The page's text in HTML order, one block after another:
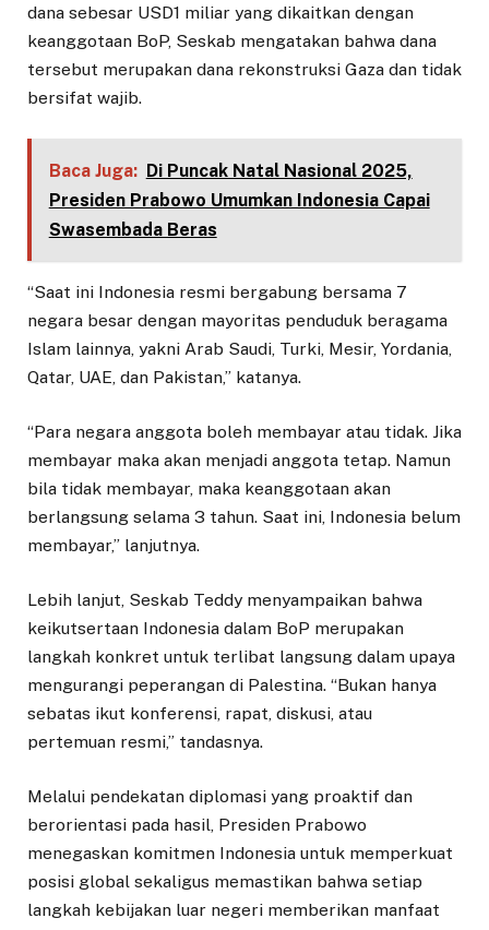
dana sebesar USD1 miliar yang dikaitkan dengan
keanggotaan BoP, Seskab mengatakan bahwa dana
tersebut merupakan dana rekonstruksi Gaza dan tidak
bersifat wajib.
Baca Juga: Di Puncak Natal Nasional 2025,
Presiden Prabowo Umumkan Indonesia Capai
Swasembada Beras
“Saat ini Indonesia resmi bergabung bersama 7
negara besar dengan mayoritas penduduk beragama
Islam lainnya, yakni Arab Saudi, Turki, Mesir, Yordania,
Qatar, UAE, dan Pakistan,” katanya.
“Para negara anggota boleh membayar atau tidak. Jika
membayar maka akan menjadi anggota tetap. Namun
bila tidak membayar, maka keanggotaan akan
berlangsung selama 3 tahun. Saat ini, Indonesia belum
membayar,” lanjutnya.
Lebih lanjut, Seskab Teddy menyampaikan bahwa
keikutsertaan Indonesia dalam BoP merupakan
langkah konkret untuk terlibat langsung dalam upaya
mengurangi peperangan di Palestina. “Bukan hanya
sebatas ikut konferensi, rapat, diskusi, atau
pertemuan resmi,” tandasnya.
Melalui pendekatan diplomasi yang proaktif dan
berorientasi pada hasil, Presiden Prabowo
menegaskan komitmen Indonesia untuk memperkuat
posisi global sekaligus memastikan bahwa setiap
langkah kebijakan luar negeri memberikan manfaat